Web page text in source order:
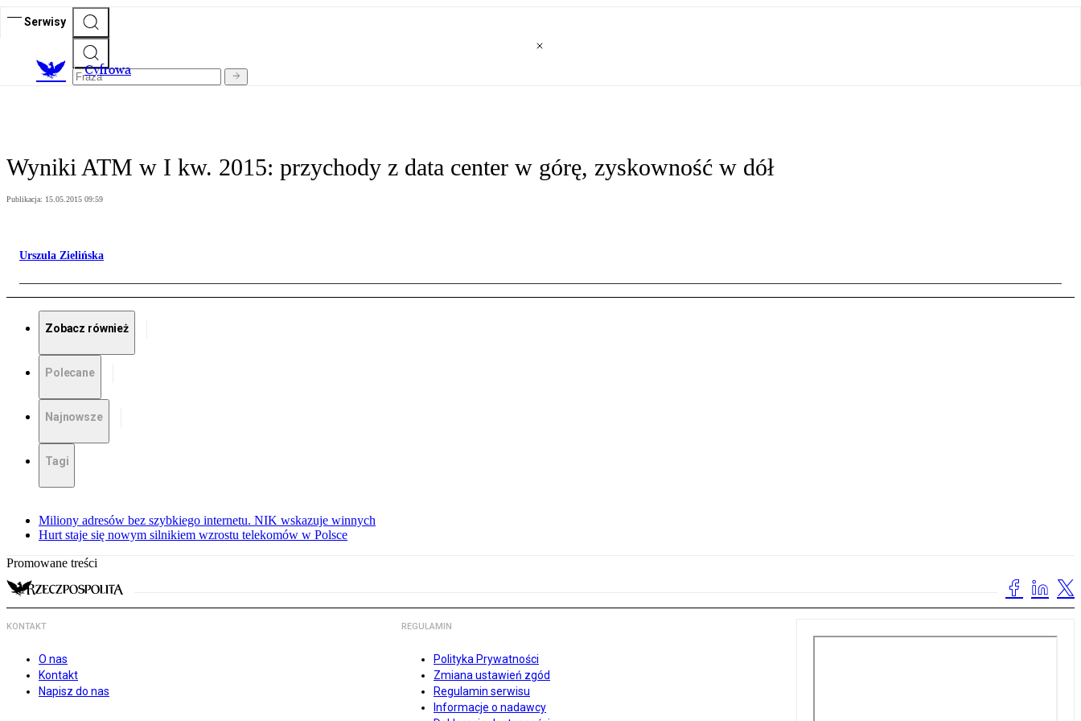
Serwisy
Cyfrowa
Wyniki ATM w I kw. 2015: przychody z data center w górę, zyskowność w dół
Publikacja: 15.05.2015 09:59
Urszula Zielińska
Zobacz również
Polecane
Najnowsze
Tagi
Miliony adresów bez szybkiego internetu. NIK wskazuje winnych
Hurt staje się nowym silnikiem wzrostu telekomów w Polsce
Promowane treści
KONTAKT
O nas
Kontakt
Napisz do nas
REGULAMIN
Polityka Prywatności
Zmiana ustawień zgód
Regulamin serwisu
Informacje o nadawcy